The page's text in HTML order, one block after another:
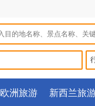
欧洲旅游 新西兰旅